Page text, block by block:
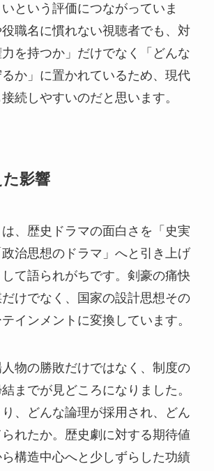
という評価につながっていま
職名に慣れない視聴者でも、対
を持つか」だけでなく「どんな
か」に置かれているため、現代
続しやすいのだと思います。
た影響
は、歴史ドラマの面白さを「史実
治思想のドラマ」へと引き上げ
て語られがちです。剣豪の痛快
けでなく、国家の設計思想その
インメントに変換しています。
物の勝敗だけではなく、制度の
までが見どころになりました。
、どんな論理が採用され、どん
れたか。歴史劇に対する期待値
構造中心へと少しずらした功績